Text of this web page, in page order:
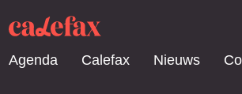
Agenda Calefax Nieuws